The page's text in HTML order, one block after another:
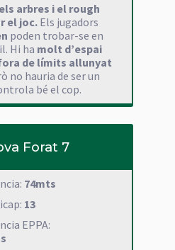
arbres i el rough
el joc. Els jugadors
poden trobar-se en
Hi ha molt d’espai
de límits allunyat
no hauria de ser un
bé el cop.
Forat 7
74mts
13
EPPA: